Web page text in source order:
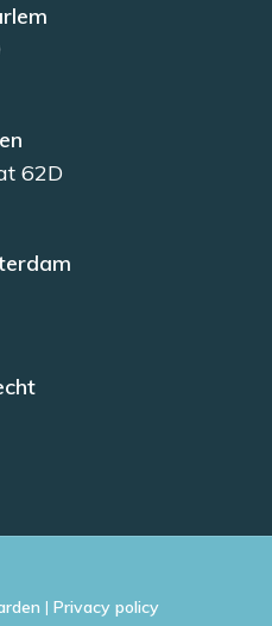
62D
| Privacy policy